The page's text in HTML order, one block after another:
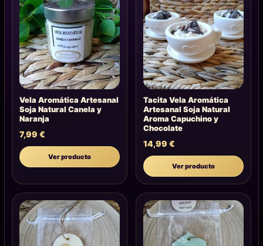
Vela Aromática Artesanal
Soja Natural Canela y
Naranja
7,99 €
Ver producto
Tacita Vela Aromática
Artesanal Soja Natural
Aroma Capuchino y
Chocolate
14,99 €
Ver producto